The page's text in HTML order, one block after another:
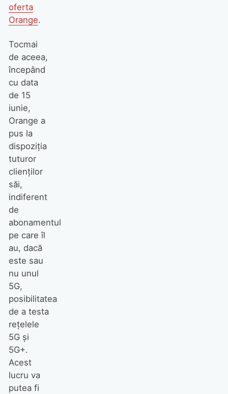
oferta
Orange.
Tocmai
de aceea,
începând
cu data
de 15
iunie,
Orange a
pus la
dispoziția
tuturor
clienților
săi,
indiferent
de
abonamentul
pe care îl
au, dacă
este sau
nu unul
5G,
posibilitatea
de a testa
rețelele
5G și
5G+.
Acest
lucru va
putea fi